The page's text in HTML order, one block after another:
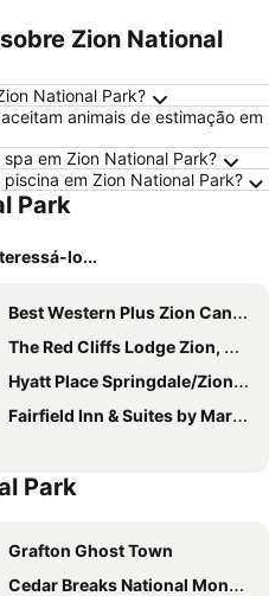
Zion National
National Park?
animais de estimação em
em Zion National Park?
em Zion National Park?
Park
lo...
Best Western Plus Zion Canyon Inn & Suites
The Red Cliffs Lodge Zion, A Tribute Portfolio Hotel
Hyatt Place Springdale/Zion National Park
Fairfield Inn & Suites by Marriott Virgin Zion National Park
Park
Grafton Ghost Town
Cedar Breaks National Monument